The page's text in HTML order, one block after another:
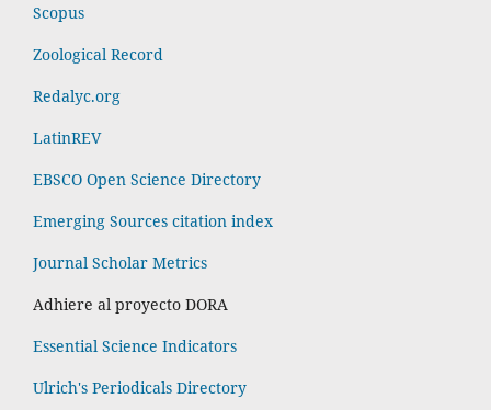
Scopus
Zoological Record
Redalyc.org
LatinREV
EBSCO Open Science Directory
Emerging Sources citation index
Journal Scholar Metrics
Adhiere al proyecto DORA
Essential Science Indicators
Ulrich's Periodicals Directory